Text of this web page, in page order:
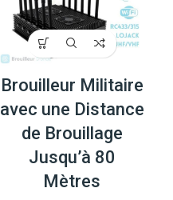
Brouilleur Militaire
avec une Distance
de Brouillage
Jusqu’à 80
Mètres